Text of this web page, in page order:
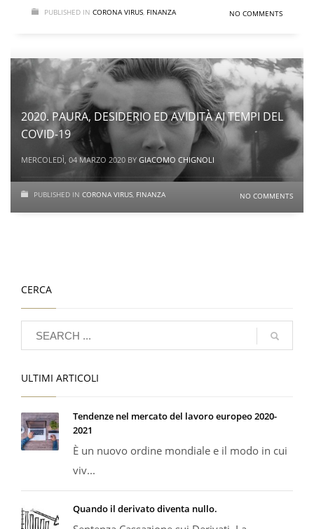
PUBLISHED IN CORONA VIRUS, FINANZA NO COMMENTS
2020. PAURA, DESIDERIO ED AVIDITÀ AI TEMPI DEL
COVID-19
MERCOLEDÌ, 04 MARZO 2020 BY GIACOMO CHIGNOLI
PUBLISHED IN CORONA VIRUS, FINANZA NO COMMENTS
CERCA
ULTIMI ARTICOLI
Tendenze nel mercato del lavoro europeo 2020-
2021
È un nuovo ordine mondiale e il modo in cui
viv...
Quando il derivato diventa nullo.